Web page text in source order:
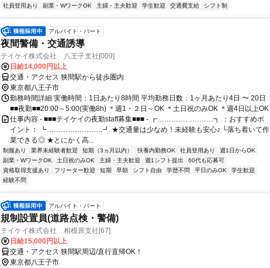
社員登用あり 副業・WワークOK 主婦・主夫歓迎 学生歓迎 交通費支給 シフト制
アルバイト・パート
夜間警備・交通誘導
テイケイ株式会社 八王子支社[009]
日給14,000円以上
交通・アクセス 狭間駅から徒歩圏内
東京都八王子市
勤務時間詳細 実働時間：1日あたり8時間 平均勤務日数：1ヶ月あたり4日 〜 20日
■■夜勤■■20:00～5:00(実働8h) ＊週1・２日～OK ＊土日祝のみOK ＊週4日以上OK
仕事内容 - ■■■テイケイの夜勤staff募集■■■ - ┏……………………┓ ：おすすめポ
イント： ┗……………………┛ ★交通量は少なめ！未経験も安心♪ └落ち着いて作
業できる◎ ★とにかく高...
制服あり 業界未経験者歓迎 短期（3ヵ月以内） 扶養内勤務OK 社員登用あり
週1日からOK
副業・WワークOK
土日祝のみOK 主婦・主夫歓迎 週1シフト提出
60代も応募可
資格取得支援あり
フリーター歓迎 短期 早朝 シフト自由 学歴不問 平日のみOK
学生歓迎
経験不問
アルバイト・パート
規制設置員(道路点検・警備)
テイケイ株式会社 相模原支社[67]
日給15,000円以上
交通・アクセス 狭間駅周辺/直行直帰OK！
東京都八王子市